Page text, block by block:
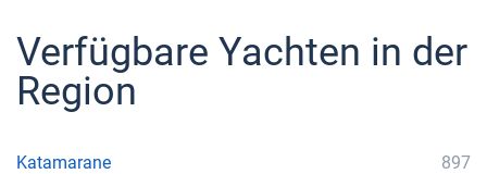
Verfügbare Yachten in der
Region
Katamarane
897